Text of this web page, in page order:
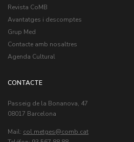
Revista CoMB
Avantatges i descomptes
Grup Med
Contacte amb nosaltres
Agenda Cultural
CONTACTE
Passeig de la Bonanova, 47
08017 Barcelona
Mail: col.metges